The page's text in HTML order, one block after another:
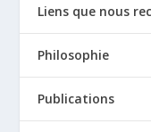
Liens que nous
Philosophie
Publications